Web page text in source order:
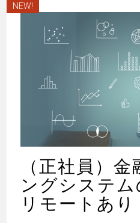
NEW!
（正社員）
ングシステム
リモートあり